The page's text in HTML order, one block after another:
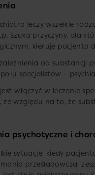
leczy wszelkie
Szuka przyczyny, dla
kieruje pacjenta
od substancji
specjalistów –
jest włączyć w leczenie
ze względu na to, że
psychotyczne i
sytuacje, kiedy
mania prześladowcza,